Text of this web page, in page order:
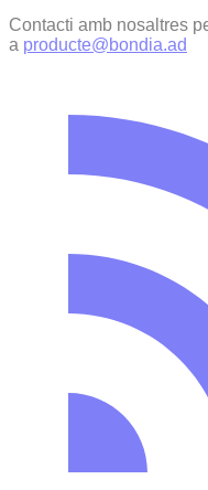
Contacti amb nosaltres
a producte@bondia.ad